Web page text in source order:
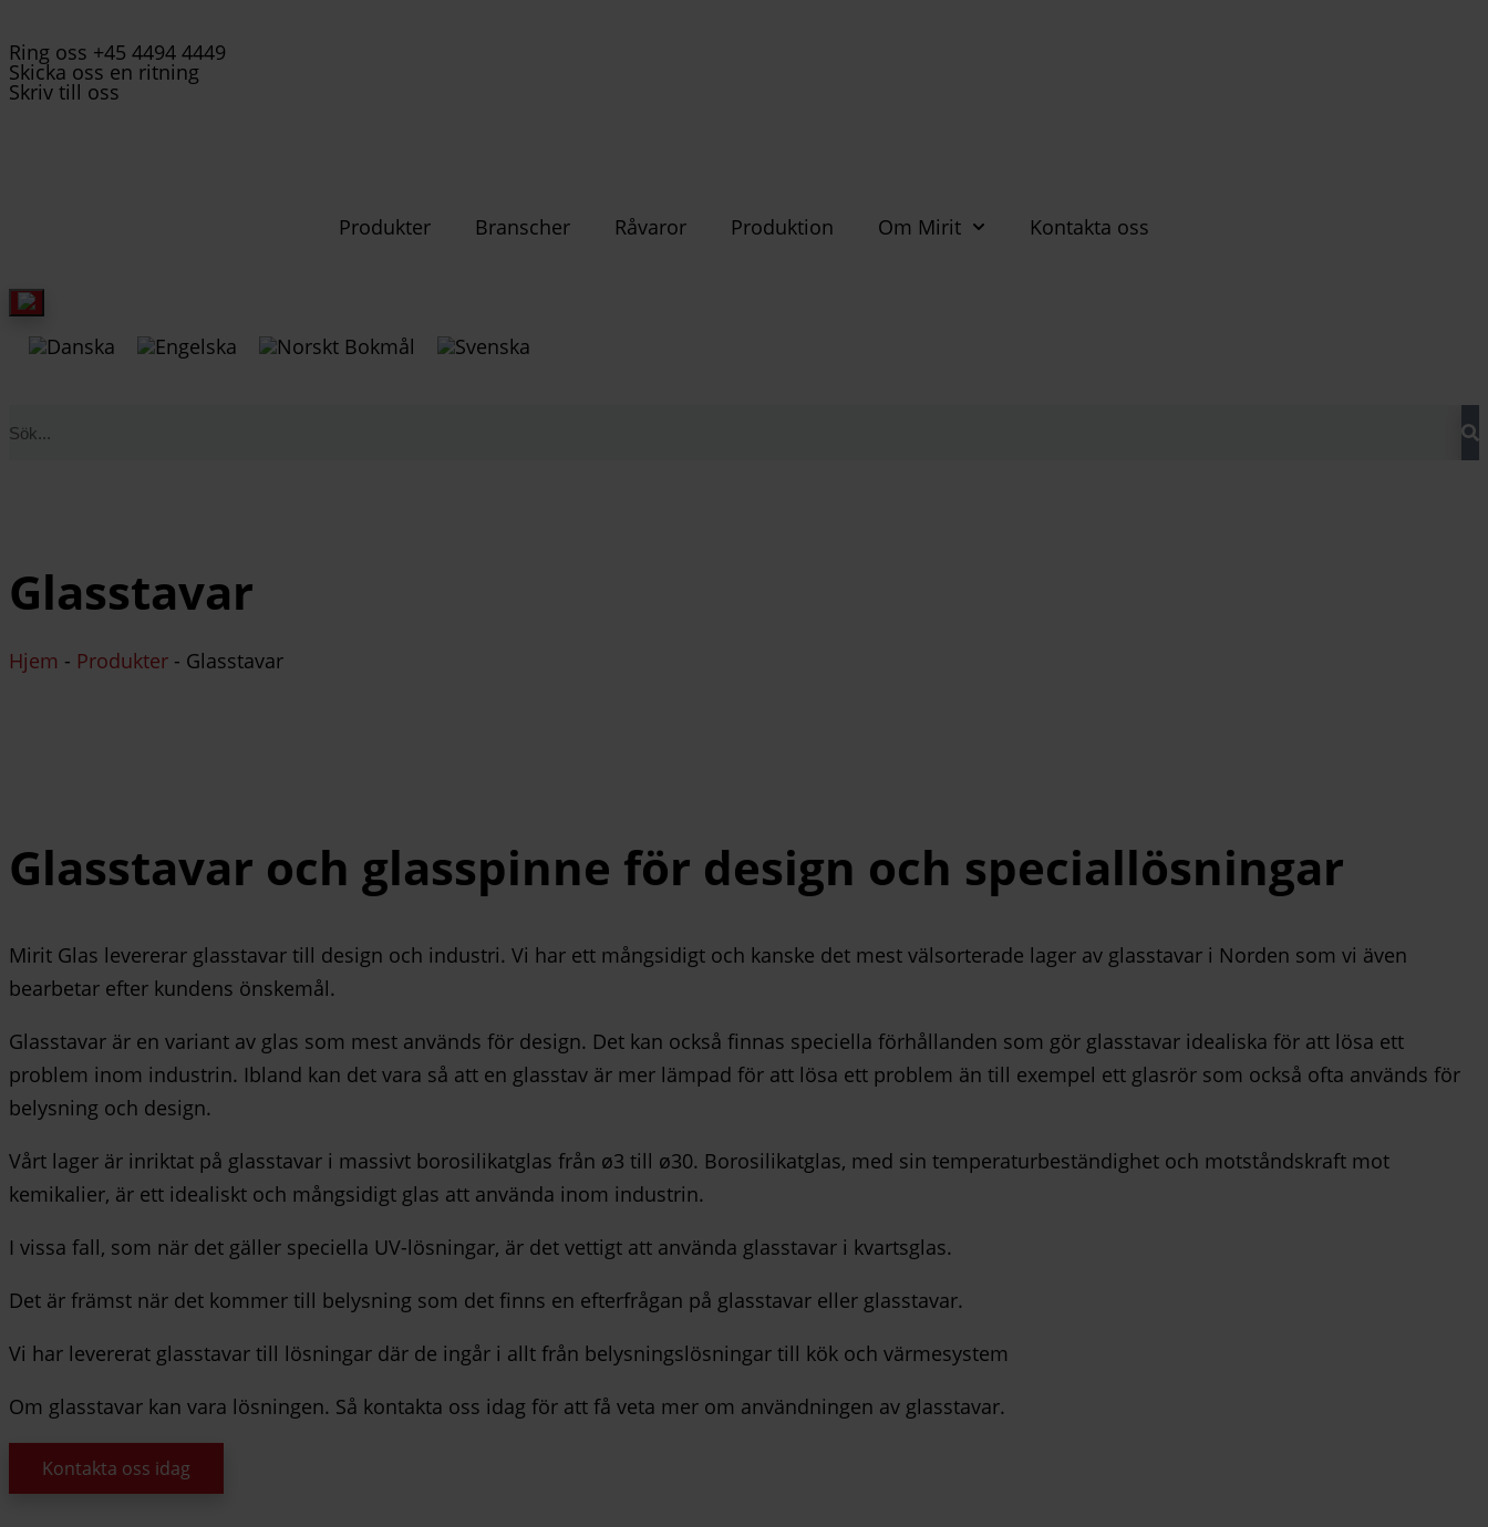
Ring oss +45 4494 4449
Skicka oss en ritning
Skriv till oss
Produkter Branscher Råvaror Produktion Om Mirit Kontakta oss
Glasstavar
Hjem - Produkter - Glasstavar
Glasstavar och glasspinne för design och speciallösningar
Mirit Glas levererar glasstavar till design och industri. Vi har ett mångsidigt och kanske det mest välsorterade lager av glasstavar i Norden som vi även
bearbetar efter kundens önskemål.
Glasstavar är en variant av glas som mest används för design. Det kan också finnas speciella förhållanden som gör glasstavar idealiska för att lösa ett
problem inom industrin. Ibland kan det vara så att en glasstav är mer lämpad för att lösa ett problem än till exempel ett glasrör som också ofta används för
belysning och design.
Vårt lager är inriktat på glasstavar i massivt borosilikatglas från ø3 till ø30. Borosilikatglas, med sin temperaturbeständighet och motståndskraft mot
kemikalier, är ett idealiskt och mångsidigt glas att använda inom industrin.
I vissa fall, som när det gäller speciella UV-lösningar, är det vettigt att använda glasstavar i kvartsglas.
Det är främst när det kommer till belysning som det finns en efterfrågan på glasstavar eller glasstavar.
Vi har levererat glasstavar till lösningar där de ingår i allt från belysningslösningar till kök och värmesystem
Om glasstavar kan vara lösningen. Så kontakta oss idag för att få veta mer om användningen av glasstavar.
Kontakta oss idag